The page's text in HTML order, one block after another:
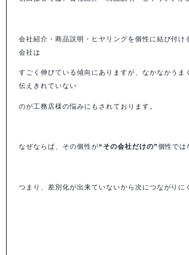
会社紹介・商品説明・ヒヤリングを個性に結び付け
会社は
すごく伸びている傾向にありますが、なかなかうま
伝えきれていない
のが工務店様の悩みにもされております。
なぜならば、その個性が“その会社だけの”個性では
つまり、差別化が出来ていないから次につながりに